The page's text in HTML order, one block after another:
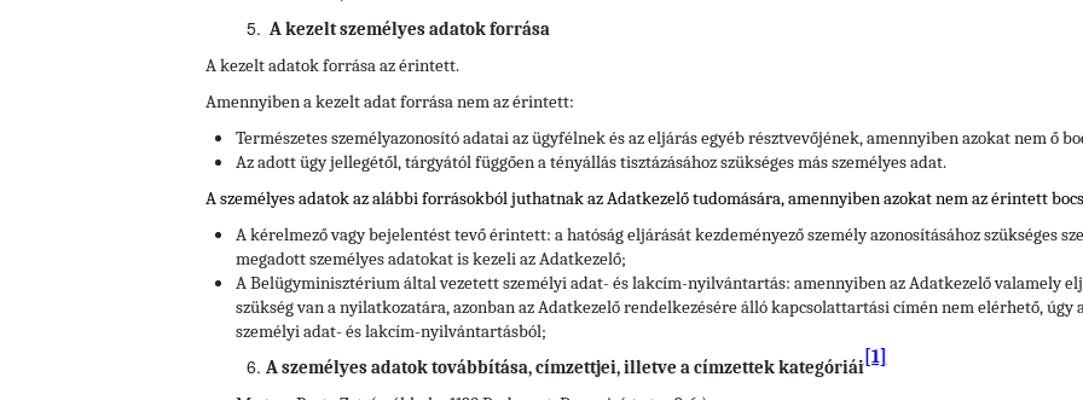
A kezelt személyes adatok forrása
A kezelt adatok forrása az érintett.
Amennyiben a kezelt adat forrása nem az érintett:
Természetes személyazonosító adatai az ügyfélnek és az eljárás egyéb résztvevőjének, amennyiben azokat nem ő
Az adott ügy jellegétől, tárgyától függően a tényállás tisztázásához szükséges más személyes adat.
A személyes adatok az alábbi forrásokból juthatnak az Adatkezelő tudomására, amennyiben azokat nem az érintett
A kérelmező vagy bejelentést tevő érintett: a hatóság eljárását kezdeményező személy azonosításához szükséges
megadott személyes adatokat is kezeli az Adatkezelő;
A Belügyminisztérium által vezetett személyi adat- és lakcím-nyilvántartás: amennyiben az Adatkezelő valamely
szükség van a nyilatkozatára, azonban az Adatkezelő rendelkezésére álló kapcsolattartási címén nem elérhető,
személyi adat- és lakcím-nyilvántartásból;
A személyes adatok továbbítása, címzettjei, illetve a címzettek kategóriái
[1]